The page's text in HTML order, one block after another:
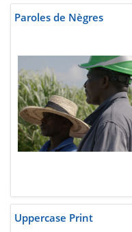
Paroles de Nègres
Uppercase Print